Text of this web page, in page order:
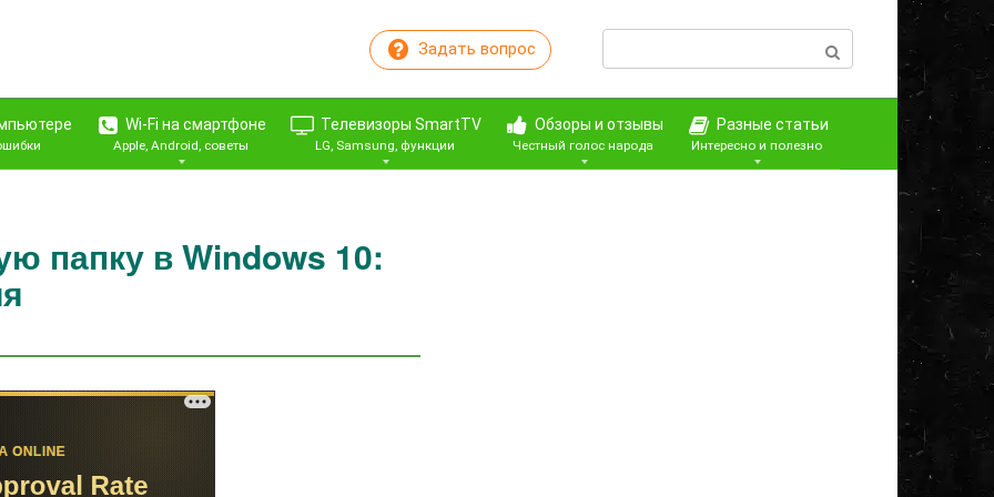
Задать вопрос Поиск:
Wi-Fi на смартфоне
Apple, Android, советы
Телевизоры SmartTV
LG, Samsung, функции
Обзоры и отзывы
Честный голос народа
Разные статьи
Интересно и полезно
папку в Windows 10: